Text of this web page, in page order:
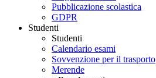
Pubblicazione scolastica
GDPR
Studenti
Studenti
Calendario esami
Sovvenzione per il trasporto
Merende